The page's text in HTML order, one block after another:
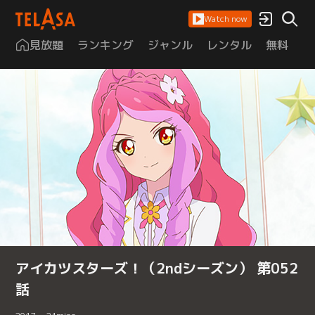
Watch now
見放題 ランキング ジャンル レンタル 無料
アイカツスターズ！（2ndシーズン） 第052
話